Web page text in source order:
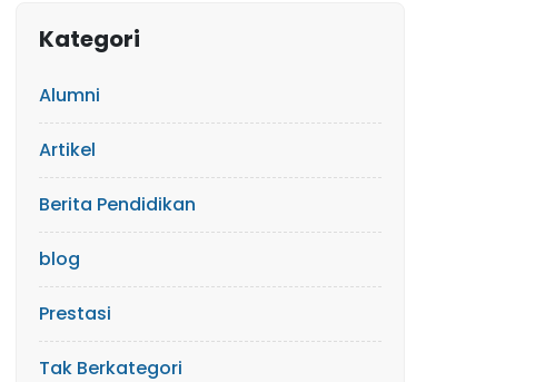
Kategori
Alumni
Artikel
Berita Pendidikan
blog
Prestasi
Tak Berkategori